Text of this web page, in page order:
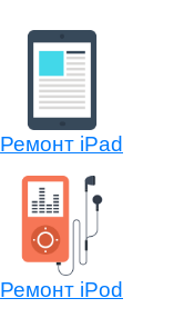
Ремонт iPad
Ремонт iPod